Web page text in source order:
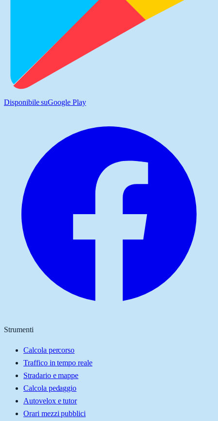
Disponibile suGoogle Play
Strumenti
Calcola percorso
Traffico in tempo reale
Stradario e mappe
Calcola pedaggio
Autovelox e tutor
Orari mezzi pubblici